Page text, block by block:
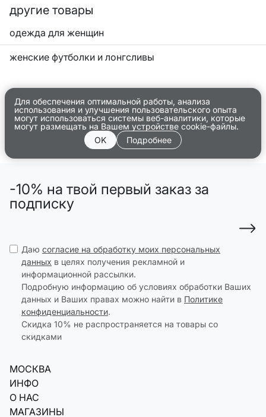
другие товары
одежда для женщин
женские футболки и лонгсливы
Для обеспечения оптимальной работы, анализа
использования и улучшения пользовательского опыта
могут использоваться системы веб-аналитики, которые
могут размещать на Вашем устройстве cookie-файлы.
OK
Подробнее
-10% на твой первый заказ за
подписку
Даю согласие на обработку моих персональных
данных в целях получения рекламной и
информационной рассылки.
Подробную информацию об условиях обработки Ваших
данных и Ваших правах можно найти в Политике
конфиденциальности.
Скидка 10% не распространяется на товары со
скидками
МОСКВА
ИНФО
О НАС
МАГАЗИНЫ